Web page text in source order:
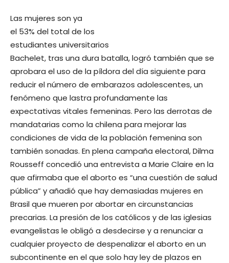
Las mujeres son ya
el 53% del total de los
estudiantes universitarios
Bachelet, tras una dura batalla, logró también que se
aprobara el uso de la píldora del día siguiente para
reducir el número de embarazos adolescentes, un
fenómeno que lastra profundamente las
expectativas vitales femeninas. Pero las derrotas de
mandatarias como la chilena para mejorar las
condiciones de vida de la población femenina son
también sonadas. En plena campaña electoral, Dilma
Rousseff concedió una entrevista a Marie Claire en la
que afirmaba que el aborto es “una cuestión de salud
pública” y añadió que hay demasiadas mujeres en
Brasil que mueren por abortar en circunstancias
precarias. La presión de los católicos y de las iglesias
evangelistas le obligó a desdecirse y a renunciar a
cualquier proyecto de despenalizar el aborto en un
subcontinente en el que solo hay ley de plazos en